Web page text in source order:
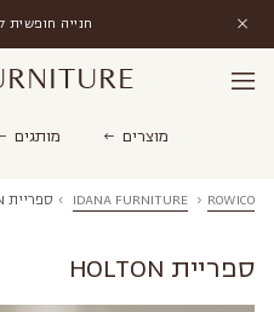
חנייה חופשית
מוצרים מותגים
IDANA FURNITURE › ROWICO
› ספריית HOLTON
ספריית HOLTON